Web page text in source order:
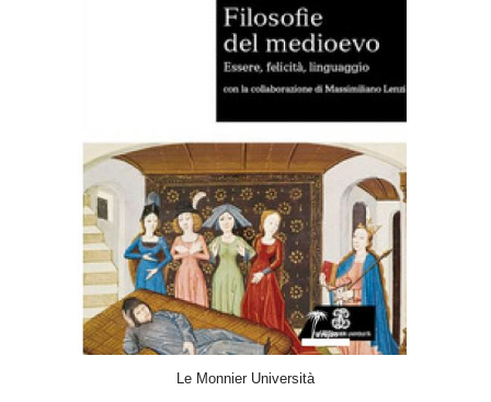
Le Monnier Università